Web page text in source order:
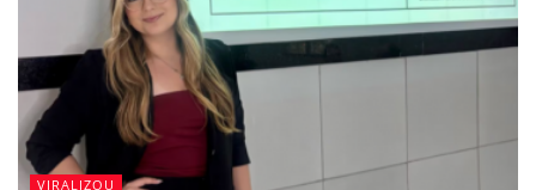
VIRALIZOU